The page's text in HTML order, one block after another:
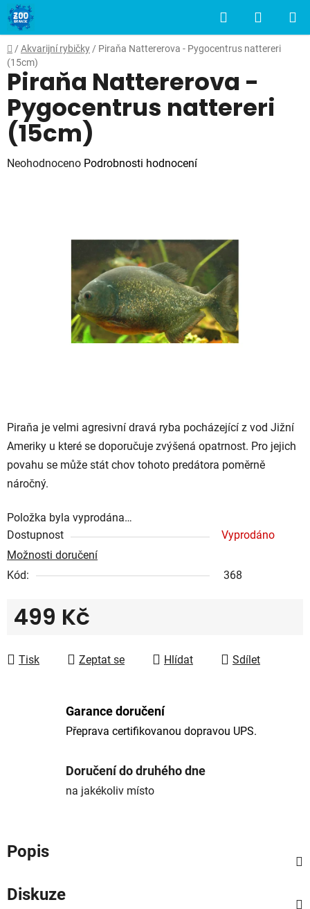
Přejít
na
obsah
Hledat
KOŠÍK
Domů
/ Akvarijní rybičky / Piraňa Nattererova - Pygocentrus nattereri
(15cm)
Piraňa je velmi agresivní dravá ryba pocházející z vod Jižní
Ameriky u které se doporučuje zvýšená opatrnost. Pro jejich
povahu se může stát chov tohoto predátora poměrně
náročný.
Položka byla vyprodána…
Dostupnost
Vyprodáno
Možnosti doručení
Kód:
368
499 Kč
Tisk
Zeptat se Hlídat Sdílet
Piraňa Nattererova -
Pygocentrus nattereri
(15cm)
Průměrné
Neohodnoceno Podrobnosti hodnocení
Garance doručení
Přeprava certifikovanou dopravou UPS.
Doručení do druhého dne
na jakékoliv místo
Popis
Diskuze